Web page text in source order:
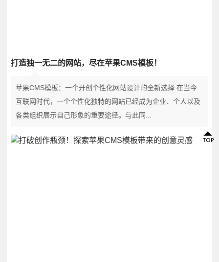
打造独一无二的网站，尽在苹果CMS模板！
苹果CMS模板：一个开创个性化网站设计的全新选择 在当今
互联网时代，一个个性化独特的网站已经成为企业、个人以及
各类组织展示自己形象的重要途径。与此同...